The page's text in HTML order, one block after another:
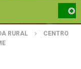
RURAL
CENTRO